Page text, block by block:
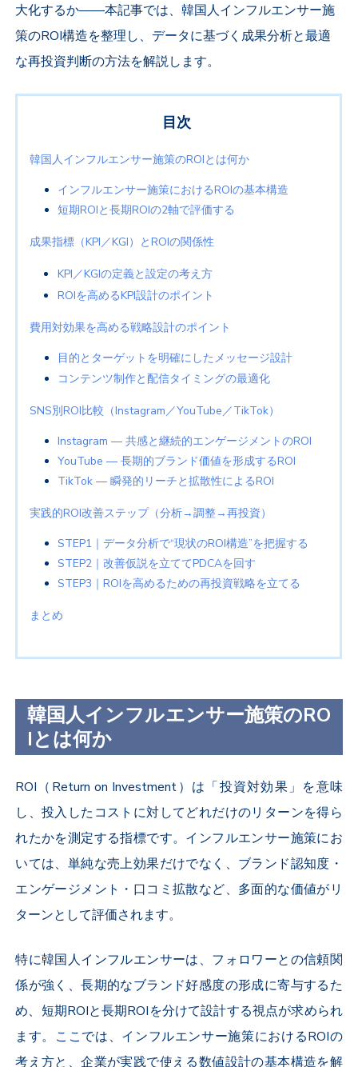
大化するか――本記事では、韓国人インフルエンサー施
策のROI構造を整理し、データに基づく成果分析と最適
な再投資判断の方法を解説します。
目次
韓国人インフルエンサー施策のROIとは何か
インフルエンサー施策におけるROIの基本構造
短期ROIと長期ROIの2軸で評価する
成果指標（KPI／KGI）とROIの関係性
KPI／KGIの定義と設定の考え方
ROIを高めるKPI設計のポイント
費用対効果を高める戦略設計のポイント
目的とターゲットを明確にしたメッセージ設計
コンテンツ制作と配信タイミングの最適化
SNS別ROI比較（Instagram／YouTube／TikTok）
Instagram ― 共感と継続的エンゲージメントのROI
YouTube ― 長期的ブランド価値を形成するROI
TikTok ― 瞬発的リーチと拡散性によるROI
実践的ROI改善ステップ（分析→調整→再投資）
STEP1｜データ分析で“現状のROI構造”を把握する
STEP2｜改善仮説を立ててPDCAを回す
STEP3｜ROIを高めるための再投資戦略を立てる
まとめ
韓国人インフルエンサー施策のRO
Iとは何か
ROI（Return on Investment）は「投資対効果」を意味
し、投入したコストに対してどれだけのリターンを得ら
れたかを測定する指標です。インフルエンサー施策にお
いては、単純な売上効果だけでなく、ブランド認知度・
エンゲージメント・口コミ拡散など、多面的な価値がリ
ターンとして評価されます。
特に韓国人インフルエンサーは、フォロワーとの信頼関
係が強く、長期的なブランド好感度の形成に寄与するた
め、 短期ROIと長期ROIを分けて設計する視点が求められ
ます。ここでは、インフルエンサー施策におけるROIの
考え方と、企業が実践で使える数値設計の基本構造を解